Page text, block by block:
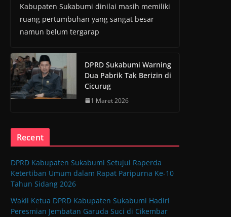
Kabupaten Sukabumi dinilai masih memiliki
ruang pertumbuhan yang sangat besar
namun belum tergarap
DPRD Sukabumi Warning
Dua Pabrik Tak Berizin di
Cicurug
1 Maret 2026
Recent
DPRD Kabupaten Sukabumi Setujui Raperda
Ketertiban Umum dalam Rapat Paripurna Ke-10
Tahun Sidang 2026
Wakil Ketua DPRD Kabupaten Sukabumi Hadiri
Peresmian Jembatan Garuda Suci di Cikembar